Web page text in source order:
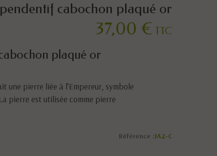
cabochon plaqué or
37,00 € TTC
plaqué or
une pierre liée à l’Empereur, symbole
pierre est utilisée comme pierre
Référence :JA2-C